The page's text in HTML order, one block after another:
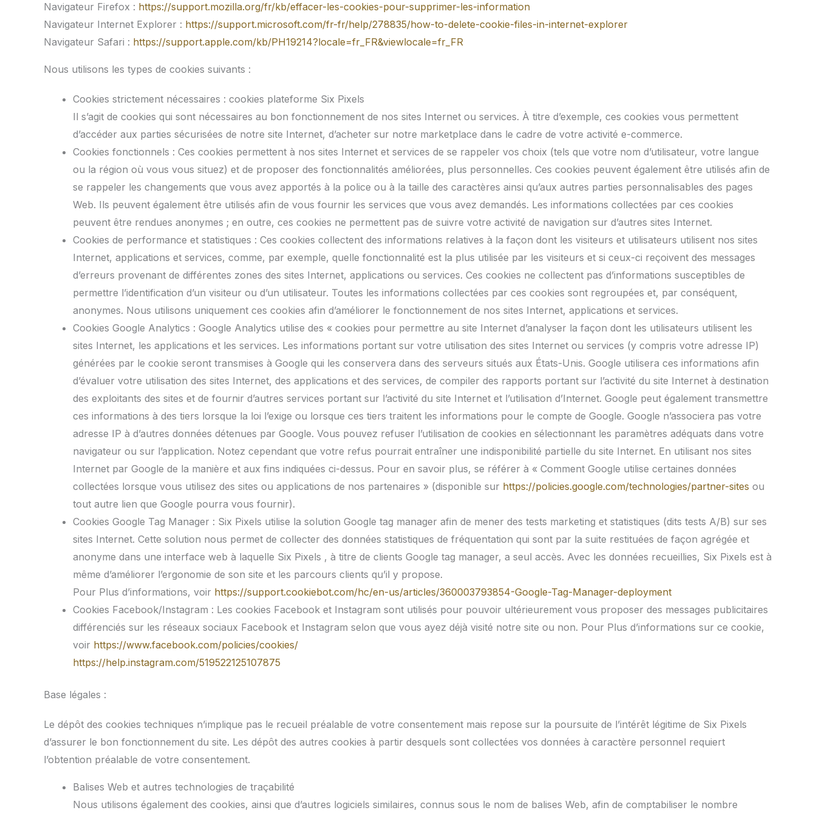
Navigateur Firefox : https://support.mozilla.org/fr/kb/effacer-les-cookies-pour-supprimer-les-information
Navigateur Internet Explorer : https://support.microsoft.com/fr-fr/help/278835/how-to-delete-cookie-files-in-internet-explorer
Navigateur Safari : https://support.apple.com/kb/PH19214?locale=fr_FR&viewlocale=fr_FR
Nous utilisons les types de cookies suivants :
Cookies strictement nécessaires : cookies plateforme Six Pixels
Il s’agit de cookies qui sont nécessaires au bon fonctionnement de nos sites Internet ou services. À titre d’exemple, ces cookies vous permettent
d’accéder aux parties sécurisées de notre site Internet, d’acheter sur notre marketplace dans le cadre de votre activité e-commerce.
Cookies fonctionnels : Ces cookies permettent à nos sites Internet et services de se rappeler vos choix (tels que votre nom d’utilisateur, votre langue
ou la région où vous vous situez) et de proposer des fonctionnalités améliorées, plus personnelles. Ces cookies peuvent également être utilisés afin de
se rappeler les changements que vous avez apportés à la police ou à la taille des caractères ainsi qu’aux autres parties personnalisables des pages
Web. Ils peuvent également être utilisés afin de vous fournir les services que vous avez demandés. Les informations collectées par ces cookies
peuvent être rendues anonymes ; en outre, ces cookies ne permettent pas de suivre votre activité de navigation sur d’autres sites Internet.
Cookies de performance et statistiques : Ces cookies collectent des informations relatives à la façon dont les visiteurs et utilisateurs utilisent nos sites
Internet, applications et services, comme, par exemple, quelle fonctionnalité est la plus utilisée par les visiteurs et si ceux-ci reçoivent des messages
d’erreurs provenant de différentes zones des sites Internet, applications ou services. Ces cookies ne collectent pas d’informations susceptibles de
permettre l’identification d’un visiteur ou d’un utilisateur. Toutes les informations collectées par ces cookies sont regroupées et, par conséquent,
anonymes. Nous utilisons uniquement ces cookies afin d’améliorer le fonctionnement de nos sites Internet, applications et services.
Cookies Google Analytics : Google Analytics utilise des « cookies pour permettre au site Internet d’analyser la façon dont les utilisateurs utilisent les
sites Internet, les applications et les services. Les informations portant sur votre utilisation des sites Internet ou services (y compris votre adresse IP)
générées par le cookie seront transmises à Google qui les conservera dans des serveurs situés aux États-Unis. Google utilisera ces informations afin
d’évaluer votre utilisation des sites Internet, des applications et des services, de compiler des rapports portant sur l’activité du site Internet à destination
des exploitants des sites et de fournir d’autres services portant sur l’activité du site Internet et l’utilisation d’Internet. Google peut également transmettre
ces informations à des tiers lorsque la loi l’exige ou lorsque ces tiers traitent les informations pour le compte de Google. Google n’associera pas votre
adresse IP à d’autres données détenues par Google. Vous pouvez refuser l’utilisation de cookies en sélectionnant les paramètres adéquats dans votre
navigateur ou sur l’application. Notez cependant que votre refus pourrait entraîner une indisponibilité partielle du site Internet. En utilisant nos sites
Internet par Google de la manière et aux fins indiquées ci-dessus. Pour en savoir plus, se référer à « Comment Google utilise certaines données
collectées lorsque vous utilisez des sites ou applications de nos partenaires » (disponible sur https://policies.google.com/technologies/partner-sites ou
tout autre lien que Google pourra vous fournir).
Cookies Google Tag Manager : Six Pixels utilise la solution Google tag manager afin de mener des tests marketing et statistiques (dits tests A/B) sur ses
sites Internet. Cette solution nous permet de collecter des données statistiques de fréquentation qui sont par la suite restituées de façon agrégée et
anonyme dans une interface web à laquelle Six Pixels , à titre de clients Google tag manager, a seul accès. Avec les données recueillies, Six Pixels est à
même d’améliorer l’ergonomie de son site et les parcours clients qu’il y propose.
Pour Plus d’informations, voir https://support.cookiebot.com/hc/en-us/articles/360003793854-Google-Tag-Manager-deployment
Cookies Facebook/Instagram : Les cookies Facebook et Instagram sont utilisés pour pouvoir ultérieurement vous proposer des messages publicitaires
différenciés sur les réseaux sociaux Facebook et Instagram selon que vous ayez déjà visité notre site ou non. Pour Plus d’informations sur ce cookie,
voir https://www.facebook.com/policies/cookies/
https://help.instagram.com/519522125107875
Base légales :
Le dépôt des cookies techniques n’implique pas le recueil préalable de votre consentement mais repose sur la poursuite de l’intérêt légitime de Six Pixels
d’assurer le bon fonctionnement du site. Les dépôt des autres cookies à partir desquels sont collectées vos données à caractère personnel requiert
l’obtention préalable de votre consentement.
Balises Web et autres technologies de traçabilité
Nous utilisons également des cookies, ainsi que d’autres logiciels similaires, connus sous le nom de balises Web, afin de comptabiliser le nombre